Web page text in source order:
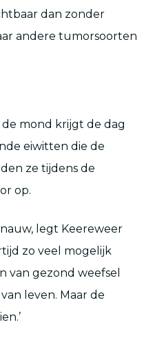
dan zonder
andere tumorsoorten
mond krijgt de dag
eiwitten die de
ze tijdens de
op.
legt Keereweer
zo veel mogelijk
van gezond weefsel
leven. Maar de